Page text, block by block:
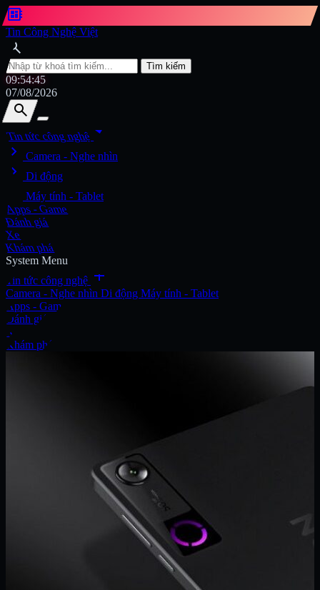
developer_board
Tin Công Nghệ Việt
search
Tìm kiếm
09:54:46
07/08/2026
search
search
Tin tức công nghệarrow_drop_down
chevron_right
Camera - Nghe nhìn
chevron_right Di động
Máy tính - Tablet
Apps - Game
Đánh giá
Xe
Khám phá
System Menu
Tin tức công nghệ add
Camera - Nghe nhìn Di động Máy tính - Tablet
Apps - Game
Đánh giá
Xe
Khám phá